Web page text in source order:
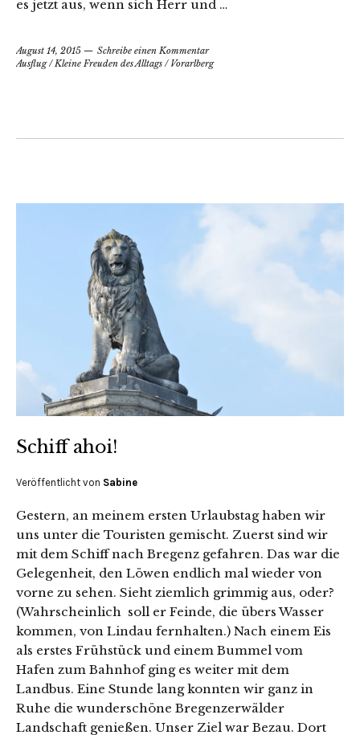
es jetzt aus, wenn sich Herr und …
August 14, 2015
Schreibe einen Kommentar
Ausflug/ Kleine Freuden des Alltags / Vorarlberg
Schiff ahoi!
Veröffentlicht von Sabine
Gestern, an meinem ersten Urlaubstag haben wir
uns unter die Touristen gemischt. Zuerst sind wir
mit dem Schiff nach Bregenz gefahren. Das war die
Gelegenheit, den Löwen endlich mal wieder von
vorne zu sehen. Sieht ziemlich grimmig aus, oder?
(Wahrscheinlich soll er Feinde, die übers Wasser
kommen, von Lindau fernhalten.) Nach einem Eis
als erstes Frühstück und einem Bummel vom
Hafen zum Bahnhof ging es weiter mit dem
Landbus. Eine Stunde lang konnten wir ganz in
Ruhe die wunderschöne Bregenzerwälder
Landschaft genießen. Unser Ziel war Bezau. Dort